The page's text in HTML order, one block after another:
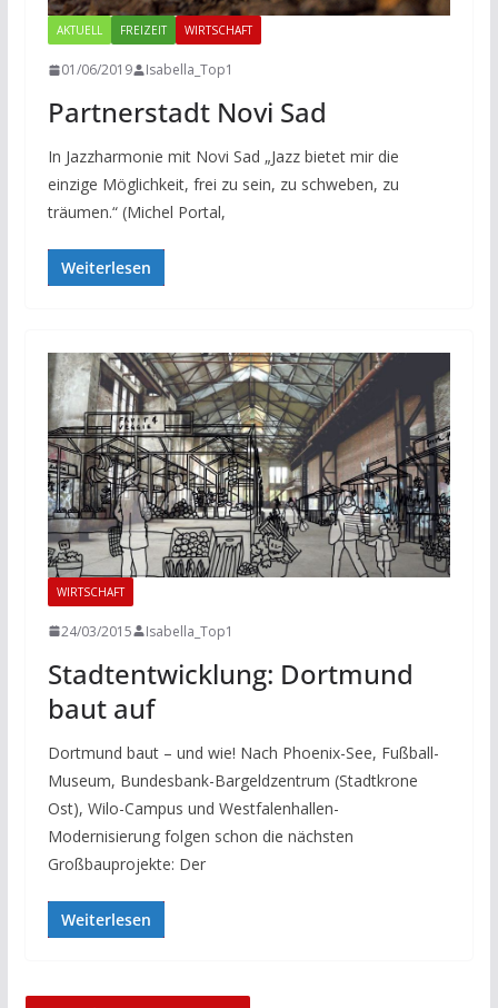
AKTUELL FREIZEIT WIRTSCHAFT
01/06/2019 Isabella_Top1
Partnerstadt Novi Sad
In Jazzharmonie mit Novi Sad „Jazz bietet mir die
einzige Möglichkeit, frei zu sein, zu schweben, zu
träumen.“ (Michel Portal,
Weiterlesen
WIRTSCHAFT
24/03/2015 Isabella_Top1
Stadtentwicklung: Dortmund
baut auf
Dortmund baut – und wie! Nach Phoenix-See, Fußball-
Museum, Bundesbank-Bargeldzentrum (Stadtkrone
Ost), Wilo-Campus und Westfalenhallen-
Modernisierung folgen schon die nächsten
Großbauprojekte: Der
Weiterlesen